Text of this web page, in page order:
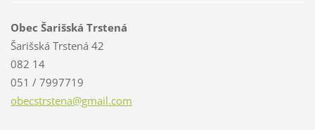
Obec Šarišská Trstená
Šarišská Trstená 42
082 14
051 / 7997719
obecstrstena@gmail.com